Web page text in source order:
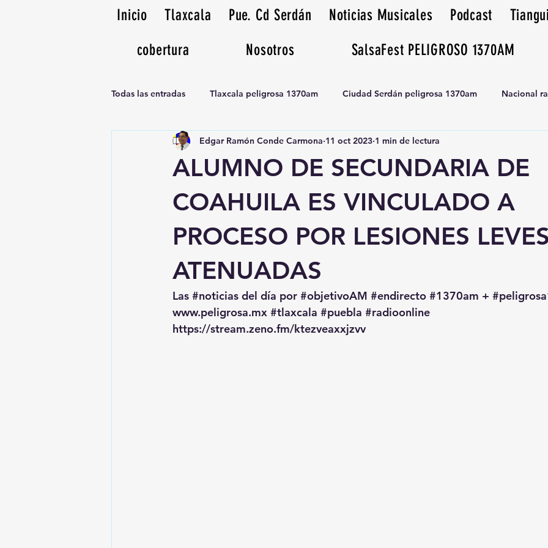
Inicio Tlaxcala Pue. Cd Serdán Noticias Musicales Podcast
cobertura
Nosotros SalsaFest PELIGROSO 1370AM
Todas las entradas Tlaxcala peligrosa 1370am Ciudad Serdán peligrosa 1370am Nacional
Noticias Musicales radio 1370am Tianguis peligrosa 1370am huamantla
ALUMNO DE SECUNDARIA DE
COAHUILA ES VINCULADO A
PROCESO POR LESIONES LEVES
ATENUADAS
Edgar Ramón Conde Carmona 11 oct 2023 1 min de lectura
Las #noticias del día por #objetivoAM #endirecto #1370am +
www.peligrosa.mx #tlaxcala #puebla #radioonline
https://stream.zeno.fm/ktezveaxxjzvv